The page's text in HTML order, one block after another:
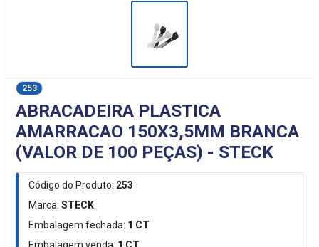
253
ABRACADEIRA PLASTICA
AMARRACAO 150X3,5MM BRANCA
(VALOR DE 100 PEÇAS) - STECK
Código do Produto: 253
Marca:STECK
Embalagem fechada: 1 CT
Embalagem venda: 1 CT